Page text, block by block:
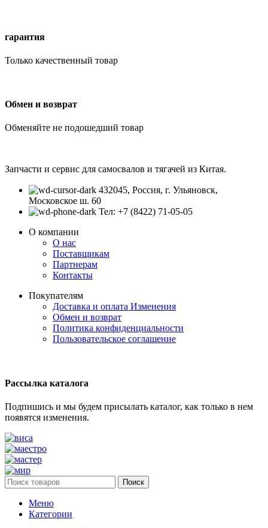
гарантия
Только качественный товар
Обмен и возврат
Обменяйте не подошедший товар
Запчасти и сервис для самосвалов и тягачей из Китая.
432045, Россия, г. Ульяновск,
Московское ш. 60
Тел: +7 (8422) 71-05-05
О компании
О нас
Поставщикам
Партнерам
Контакты
Покупателям
Доставка и оплата Изменения
Обмен и возврат
Политика конфиденциальности
Пользовательское соглашение
Рассылка каталога
Подпишись и мы будем присылать каталог, как только в нем
появятся изменения.
Поиск
Меню
Категории